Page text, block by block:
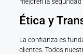
Ética y
La confianza es
clientes. Todos